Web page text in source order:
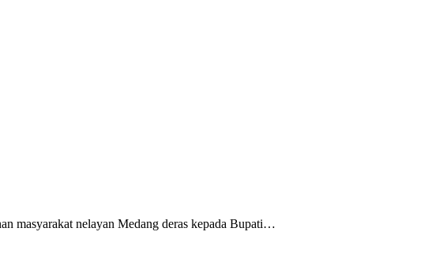
masyarakat nelayan Medang deras kepada Bupati…